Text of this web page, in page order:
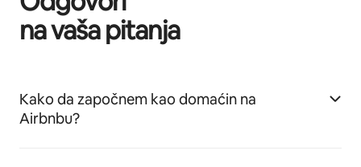
na vaša pitanja
Kako da započnem kao domaćin na
Airbnbu?